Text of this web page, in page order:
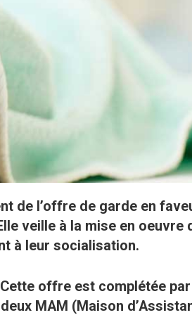
de l’offre de garde en
veille à la mise en oeuvre
à leur socialisation.
offre est complétée
MAM (Maison